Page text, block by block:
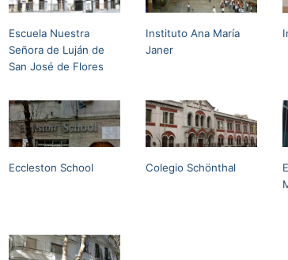
Escuela Nuestra
Señora de Luján de
San José de Flores
Instituto Ana María
Janer
Eccleston School Colegio Schönthal